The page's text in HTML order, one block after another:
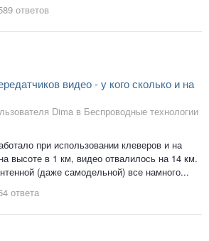
ответов
видео - у кого сколько и на
Dima в Беспроводные технологии
при использовании клеверов и на
высоте в 1 км, видео отвалилось на 14 км.
(даже самодельной) все намного...
ответа